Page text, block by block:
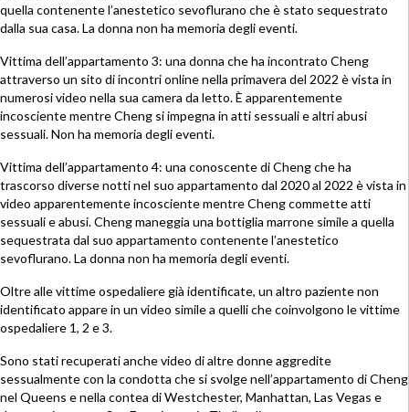
quella contenente l’anestetico sevoflurano che è stato sequestrato
dalla sua casa. La donna non ha memoria degli eventi.
Vittima dell’appartamento 3: una donna che ha incontrato Cheng
attraverso un sito di incontri online nella primavera del 2022 è vista in
numerosi video nella sua camera da letto. È apparentemente
incosciente mentre Cheng si impegna in atti sessuali e altri abusi
sessuali. Non ha memoria degli eventi.
Vittima dell’appartamento 4: una conoscente di Cheng che ha
trascorso diverse notti nel suo appartamento dal 2020 al 2022 è vista in
video apparentemente incosciente mentre Cheng commette atti
sessuali e abusi. Cheng maneggia una bottiglia marrone simile a quella
sequestrata dal suo appartamento contenente l’anestetico
sevoflurano. La donna non ha memoria degli eventi.
Oltre alle vittime ospedaliere già identificate, un altro paziente non
identificato appare in un video simile a quelli che coinvolgono le vittime
ospedaliere 1, 2 e 3.
Sono stati recuperati anche video di altre donne aggredite
sessualmente con la condotta che si svolge nell’appartamento di Cheng
nel Queens e nella contea di Westchester, Manhattan, Las Vegas e